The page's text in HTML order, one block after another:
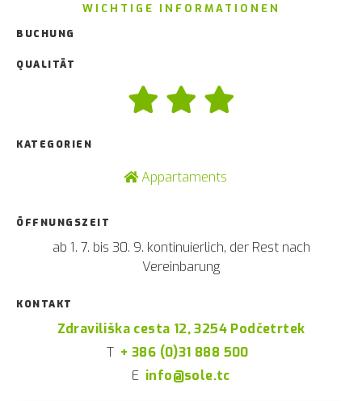
WICHTIGE INFORMATIONEN
BUCHUNG
QUALITÄT
KATEGORIEN
Appartaments
ÖFFNUNGSZEIT
ab 1. 7. bis 30. 9. kontinuierlich, der Rest nach
Vereinbarung
KONTAKT
Zdraviliška cesta 12, 3254 Podčetrtek
T + 386 (0)31 888 500
E info@sole.tc